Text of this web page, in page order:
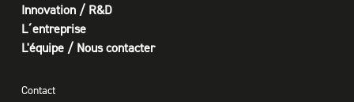
Innovation / R&D
L´entreprise
L'équipe / Nous contacter
Contact